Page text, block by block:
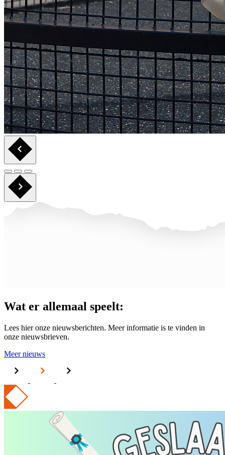
Wat er allemaal speelt:
Lees hier onze nieuwsberichten. Meer informatie is te vinden in
onze nieuwsbrieven.
Meer nieuws